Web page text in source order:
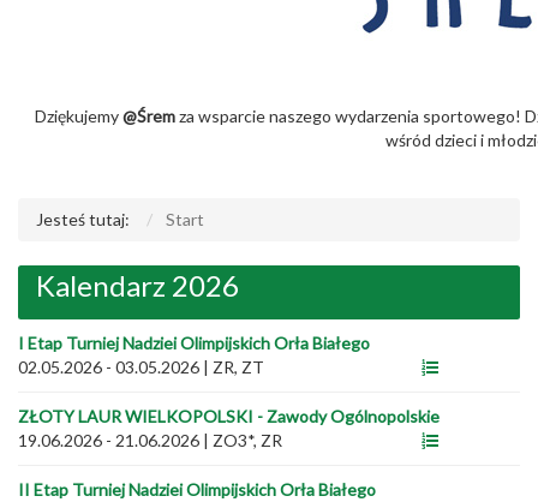
Dziękujemy@Śremza wsparcie naszego wydarzenia sportowego!
wśród dzieci i
Jesteś tutaj: Start
Kalendarz 2026
I Etap Turniej Nadziei Olimpijskich Orła Białego
02.05.2026 - 03.05.2026 | ZR, ZT
ZŁOTY LAUR WIELKOPOLSKI - Zawody Ogólnopolskie
19.06.2026 - 21.06.2026 | ZO3*, ZR
II Etap Turniej Nadziei Olimpijskich Orła Białego